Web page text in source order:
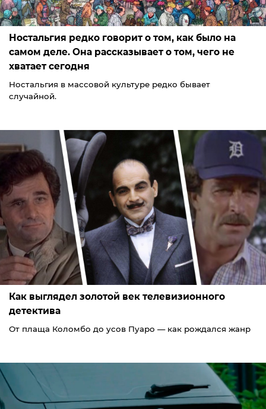
Ностальгия редко говорит о том, как было на
самом деле. Она рассказывает о том, чего не
хватает сегодня
Ностальгия в массовой культуре редко бывает
случайной.
Как выглядел золотой век телевизионного
детектива
От плаща Коломбо до усов Пуаро — как рождался жанр